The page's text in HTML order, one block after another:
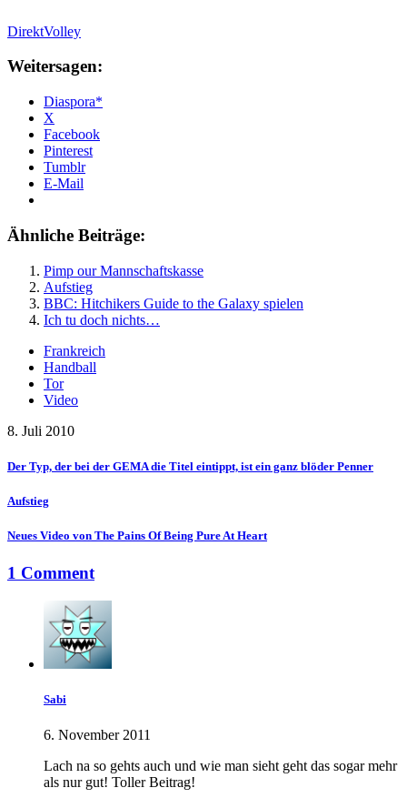
DirektVolley
Weitersagen:
Diaspora*
X
Facebook
Pinterest
Tumblr
E-Mail
Ähnliche Beiträge:
Pimp our Mannschaftskasse
Aufstieg
BBC: Hitchikers Guide to the Galaxy spielen
Ich tu doch nichts…
Frankreich
Handball
Tor
Video
8. Juli 2010
Der Typ, der bei der GEMA die Titel eintippt, ist ein ganz blöder Penner
Aufstieg
Neues Video von The Pains Of Being Pure At Heart
1 Comment
Sabi
6. November 2011
Lach na so gehts auch und wie man sieht geht das sogar mehr
als nur gut! Toller Beitrag!